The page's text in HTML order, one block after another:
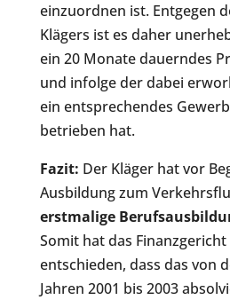
einzuordnen ist. Entgegen
Klägers ist es daher
ein 20 Monate dauerndes
und infolge der dabei
ein entsprechendes
betrieben hat.
Fazit: Der Kläger hat vor
Ausbildung zum
erstmalige
Somit hat das Finanzgericht
entschieden, dass das von
Jahren 2001 bis 2003